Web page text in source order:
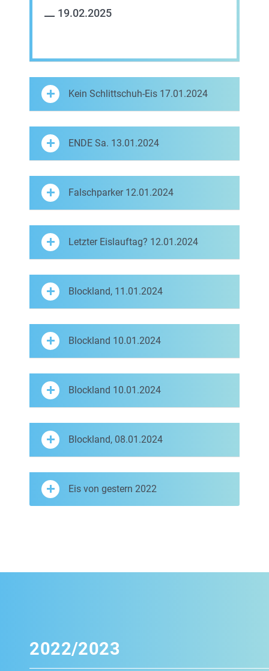
19.02.2025
Kein Schlittschuh-Eis 17.01.2024
ENDE Sa. 13.01.2024
Falschparker 12.01.2024
Letzter Eislauftag? 12.01.2024
Blockland, 11.01.2024
Blockland 10.01.2024
Blockland 10.01.2024
Blockland, 08.01.2024
Eis von gestern 2022
2022/2023